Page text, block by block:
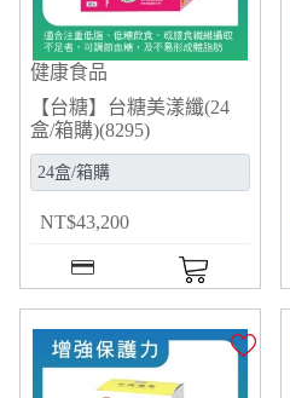
健康食品
【台糖】台糖美漾纖(24
盒/箱購)(8295)
NT$43,200